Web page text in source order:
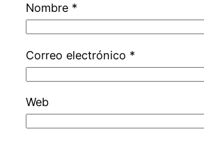
Nombre *
Correo electrónico *
Web